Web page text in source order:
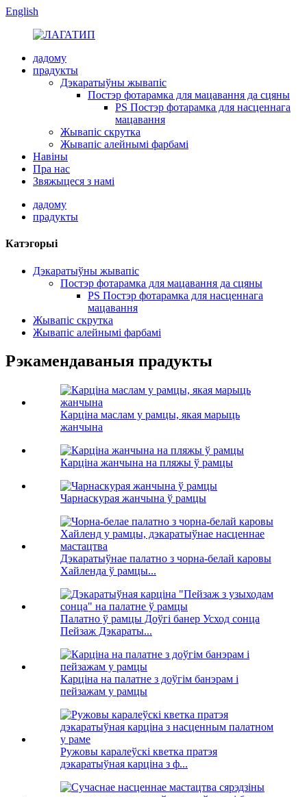
English
дадому
прадукты
Дэкаратыўны жывапіс
Постэр фотарамка для мацавання да сцяны
PS Постэр фотарамка для насценнага
мацавання
Жывапіс скрутка
Жывапіс алейнымі фарбамі
Навіны
Пра нас
Звяжыцеся з намі
дадому
прадукты
Катэгорыі
Дэкаратыўны жывапіс
Постэр фотарамка для мацавання да сцяны
PS Постэр фотарамка для насценнага
мацавання
Жывапіс скрутка
Жывапіс алейнымі фарбамі
Рэкамендаваныя прадукты
Карціна маслам у рамцы, якая марыць
жанчына
Карціна жанчына на пляжы ў рамцы
Чарнаскурая жанчына ў рамцы
Дэкаратыўнае палатно з чорна-белай каровы
Хайленда ў рамцы...
Палатно ў рамцы Доўгі банер Усход сонца
Пейзаж Дэкараты...
Карціна на палатне з доўгім банэрам і
пейзажам у рамцы
Ружовы каралеўскі кветка пратэя
дэкаратыўная карціна з ф...